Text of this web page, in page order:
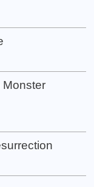
Monster